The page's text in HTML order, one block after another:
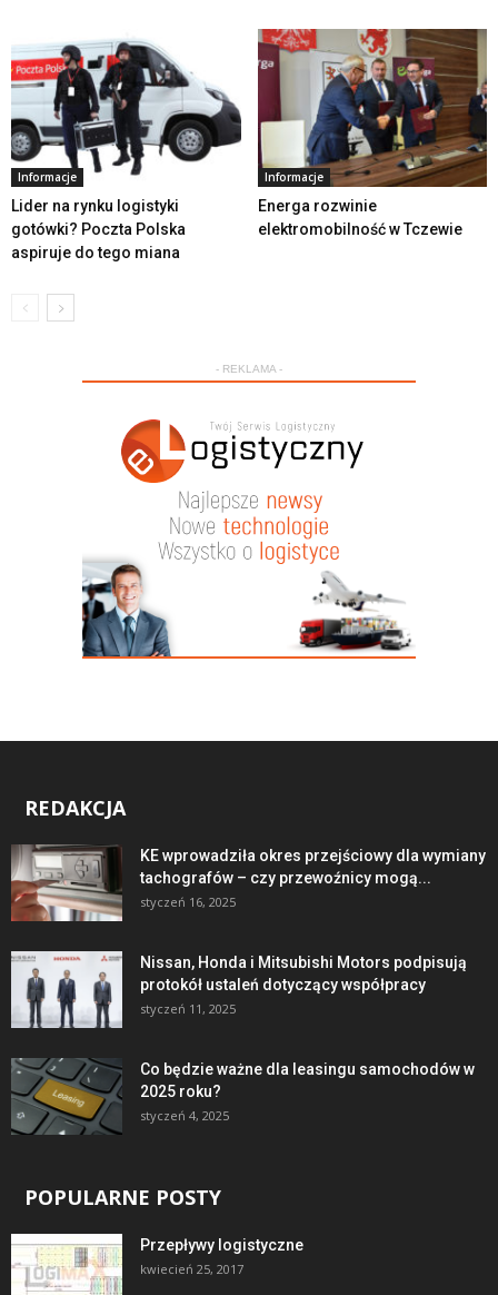
Informacje
Lider na rynku logistyki
gotówki? Poczta Polska
aspiruje do tego miana
Informacje
Energa rozwinie
elektromobilność w Tczewie
- REKLAMA -
REDAKCJA
KE wprowadziła okres przejściowy dla wymiany
tachografów – czy przewoźnicy mogą...
styczeń 16, 2025
Nissan, Honda i Mitsubishi Motors podpisują
protokół ustaleń dotyczący współpracy
styczeń 11, 2025
Co będzie ważne dla leasingu samochodów w
2025 roku?
styczeń 4, 2025
POPULARNE POSTY
Przepływy logistyczne
kwiecień 25, 2017